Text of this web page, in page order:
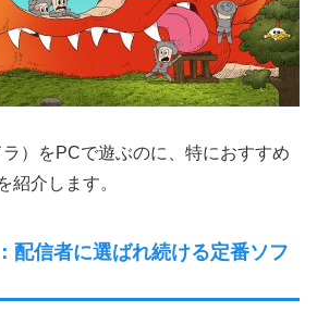
）をPCで遊ぶのに、特におすすめ
紹介します。
配信者に選ばれ続ける定番ソフ